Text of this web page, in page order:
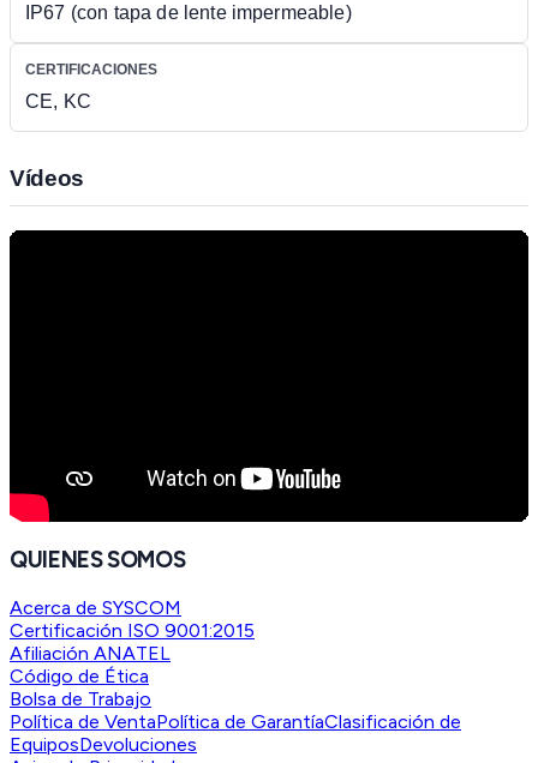
IP67 (con tapa de lente impermeable)
CERTIFICACIONES
CE, KC
Vídeos
QUIENES SOMOS
Acerca de SYSCOM
Certificación ISO 9001:2015
Afiliación ANATEL
Código de Ética
Bolsa de Trabajo
Política de VentaPolítica de GarantíaClasificación de
EquiposDevoluciones